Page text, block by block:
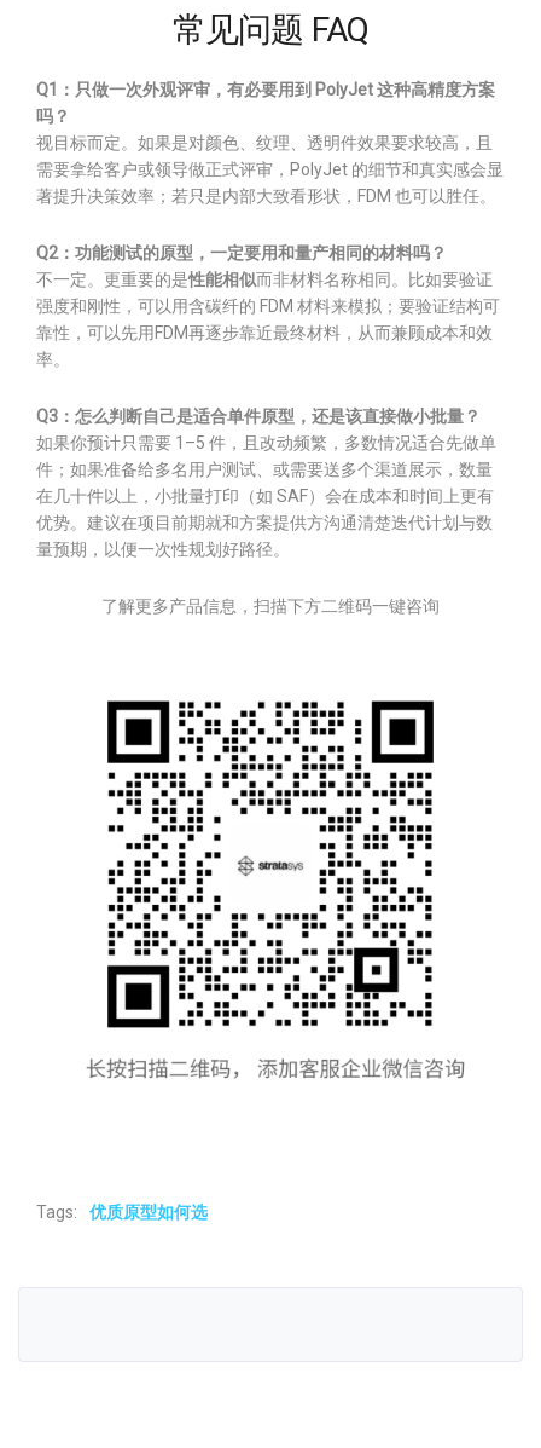
常见问题 FAQ
Q1：只做一次外观评审，有必要用到 PolyJet 这种高精度方案
吗？
视目标而定。如果是对颜色、纹理、透明件效果要求较高，且
需要拿给客户或领导做正式评审，PolyJet 的细节和真实感会显
著提升决策效率；若只是内部大致看形状，FDM 也可以胜任。
Q2：功能测试的原型，一定要用和量产相同的材料吗？
不一定。更重要的是性能相似而非材料名称相同。比如要验证
强度和刚性，可以用含碳纤的 FDM 材料来模拟；要验证结构可
靠性，可以先用FDM再逐步靠近最终材料，从而兼顾成本和效
率。
Q3：怎么判断自己是适合单件原型，还是该直接做小批量？
如果你预计只需要 1–5 件，且改动频繁，多数情况适合先做单
件；如果准备给多名用户测试、或需要送多个渠道展示，数量
在几十件以上，小批量打印（如 SAF）会在成本和时间上更有
优势。建议在项目前期就和方案提供方沟通清楚迭代计划与数
量预期，以便一次性规划好路径。
了解更多产品信息，扫描下方二维码一键咨询
Tags: 优质原型如何选